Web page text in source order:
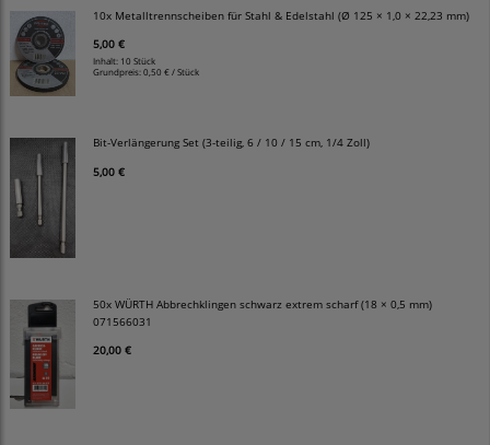
10x Metalltrennscheiben für Stahl & Edelstahl (Ø 125 × 1,0 × 22,23 mm)
5,00 €
Inhalt: 10 Stück
Grundpreis:0,50 € / Stück
Bit-Verlängerung Set (3-teilig, 6 / 10 / 15 cm, 1/4 Zoll)
5,00 €
50x WÜRTH Abbrechklingen schwarz extrem scharf (18 × 0,5 mm)
071566031
20,00 €